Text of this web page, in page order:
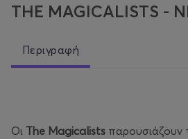
THE MAGICALISTS -
Περιγραφή
Οι The Magicalists παρουσιάζουν